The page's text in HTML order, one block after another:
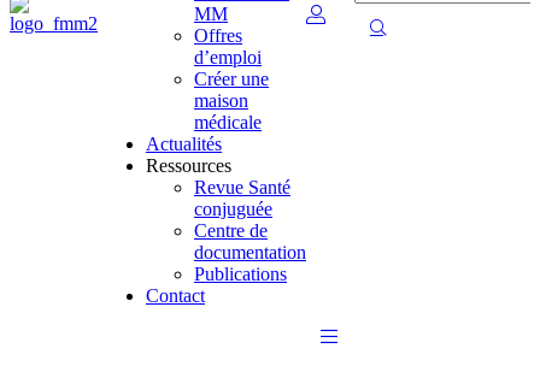
MM
Offres
d’emploi
Créer une
maison
médicale
Actualités
Ressources
Revue Santé
conjuguée
Centre de
documentation
Publications
Contact